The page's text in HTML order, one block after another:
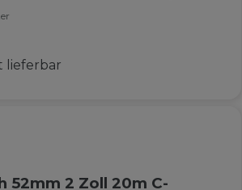
lieferbar
52mm 2 Zoll 20m C-